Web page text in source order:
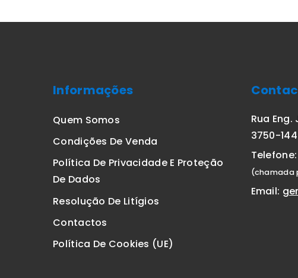
Informações
Quem Somos
Condições De Venda
Política De Privacidade E Proteção
De Dados
Resolução De Litígios
Contactos
Política De Cookies (UE)
Rua
3750-
Telefone:
(chamada
Email: